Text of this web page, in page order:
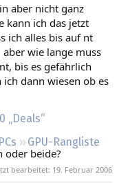
„Deals“
GPU-Rangliste
aber nicht ganz
kann ich das jetzt
ich alles bis auf nt
wie lange muss
bis es gefährlich
dann wiesen ob es
oder beide?
bearbeitet: 19. Februar 2006